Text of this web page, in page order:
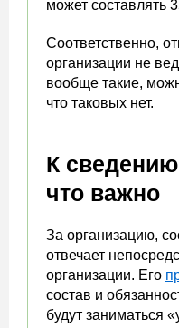
может составлять
Соответственно,
организации не
вообще такие,
что таковых нет.
К
что важно
За организацию,
отвечает
организации. Его
состав и
будут заниматься